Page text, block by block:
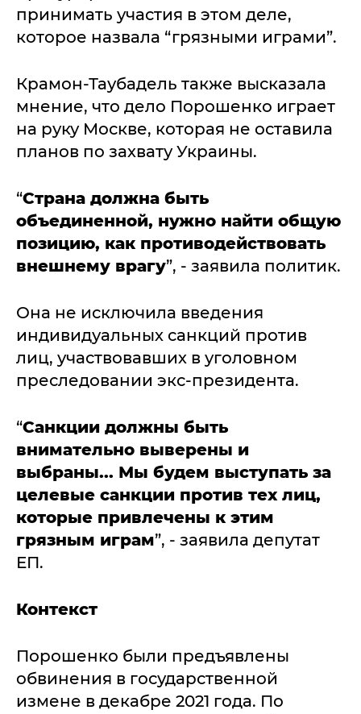
принимать участия в этом деле,
которое назвала “грязными играми”.
Крамон-Таубадель также высказала
мнение, что дело Порошенко играет
на руку Москве, которая не оставила
планов по захвату Украины.
“Страна должна быть
объединенной, нужно найти общую
позицию, как противодействовать
внешнему врагу”, - заявила политик.
Она не исключила введения
индивидуальных санкций против
лиц, участвовавших в уголовном
преследовании экс-президента.
“Санкции должны быть
внимательно выверены и
выбраны... Мы будем выступать за
целевые санкции против тех лиц,
которые привлечены к этим
грязным играм”, - заявила депутат
ЕП.
Контекст
Порошенко были предъявлены
обвинения в государственной
измене в декабре 2021 года. По